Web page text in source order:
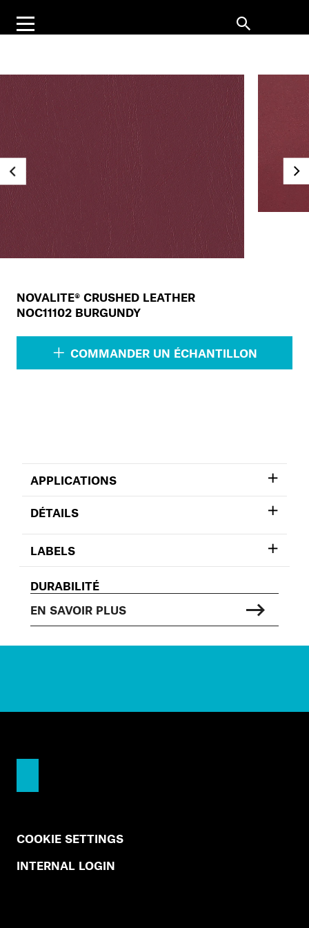
NOVALITE® CRUSHED LEATHER
NOC11102 BURGUNDY
COMMANDER UN ÉCHANTILLON
APPLICATIONS
DÉTAILS
LABELS
DURABILITÉ
EN SAVOIR PLUS
COOKIE SETTINGS
INTERNAL LOGIN